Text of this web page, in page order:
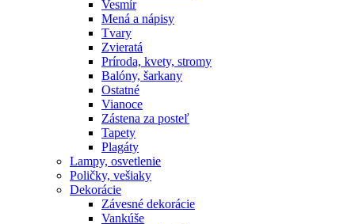
Vesmír
Mená a nápisy
Tvary
Zvieratá
Príroda, kvety, stromy
Balóny, šarkany
Ostatné
Vianoce
Zástena za posteľ
Tapety
Plagáty
Lampy, osvetlenie
Poličky, vešiaky
Dekorácie
Závesné dekorácie
Vankúše